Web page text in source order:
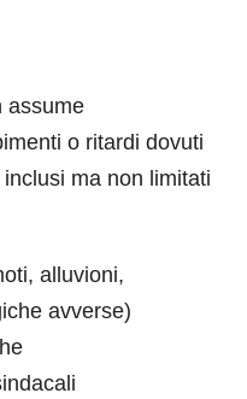
assume
o ritardi dovuti
ma non limitati
alluvioni,
avverse)